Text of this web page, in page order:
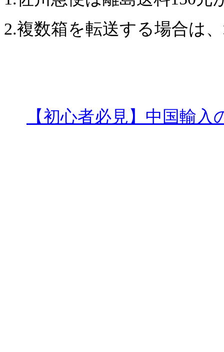
2.複数箱を転送する場合は
【初心者必見】中国輸